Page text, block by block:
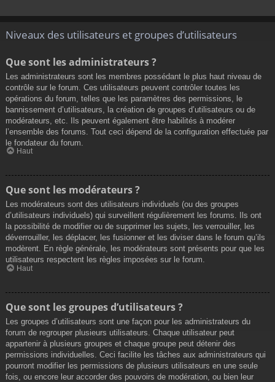
Niveaux des utilisateurs et groupes d’utilisateurs
Que sont les administrateurs ?
Les administrateurs sont les membres possédant le plus haut niveau de
contrôle sur le forum. Ces utilisateurs peuvent contrôler toutes les
opérations du forum, telles que les paramètres des permissions, le
bannissement d’utilisateurs, la création de groupes d’utilisateurs ou de
modérateurs, etc. Ils peuvent également être habilités à modérer
l’ensemble des forums. Tout ceci dépend de la configuration effectuée par
le fondateur du forum.
Haut
Que sont les modérateurs ?
Les modérateurs sont des utilisateurs individuels (ou des groupes
d’utilisateurs individuels) qui surveillent régulièrement les forums. Ils ont
la possibilité de modifier ou de supprimer les sujets, les verrouiller, les
déverrouiller, les déplacer, les fusionner et les diviser dans le forum qu’ils
modèrent. En règle générale, les modérateurs sont présents pour que les
utilisateurs respectent les règles imposées sur le forum.
Haut
Que sont les groupes d’utilisateurs ?
Les groupes d’utilisateurs sont une façon pour les administrateurs du
forum de regrouper plusieurs utilisateurs. Chaque utilisateur peut
appartenir à plusieurs groupes et chaque groupe peut détenir des
permissions individuelles. Ceci facilite les tâches aux administrateurs qui
pourront modifier les permissions de plusieurs utilisateurs en une seule
fois, ou encore leur accorder des pouvoirs de modération, ou bien leur